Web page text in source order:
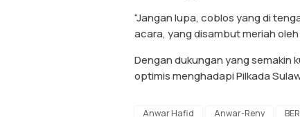
“Jangan lupa, coblos yang di
acara, yang disambut meriah
Dengan dukungan yang semakin
optimis menghadapi Pilkada
Anwar Hafid Anwar-Reny